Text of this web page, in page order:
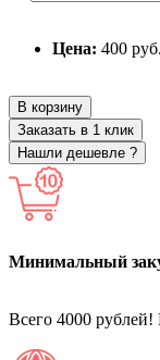
Цена: 400 руб.
В корзину
Заказать в 1 клик
Нашли дешевле ?
Минимальный
Всего 4000